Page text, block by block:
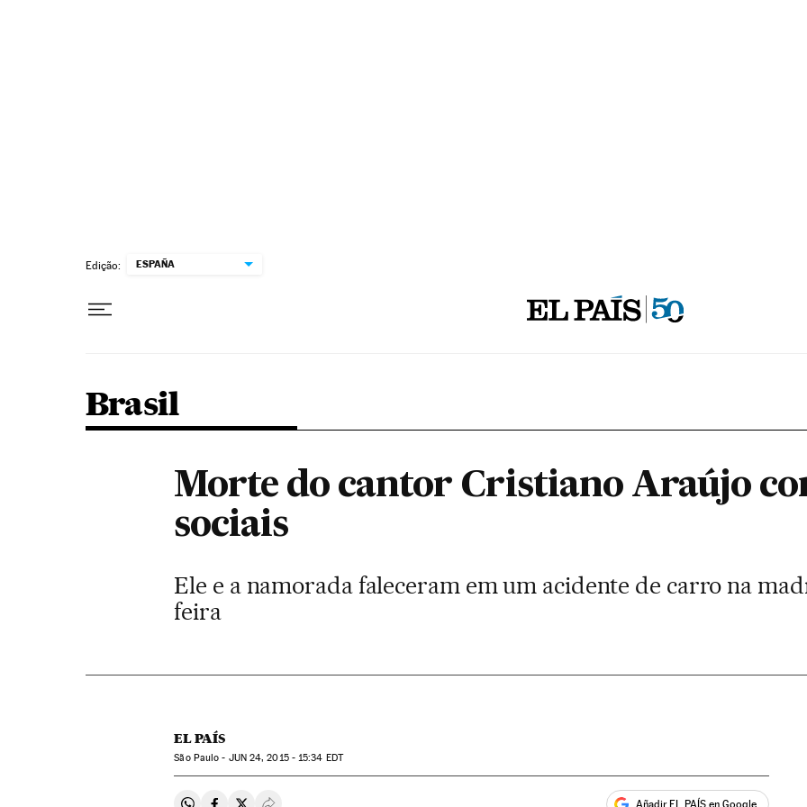
Edição: ESPAÑA
Brasil
Morte do cantor Cristiano Araújo
sociais
Ele e a namorada faleceram em um acidente de carro na
feira
EL PAÍS
São Paulo - JUN24, 2015 - 15:34 EDT
Añadir EL PAÍS en Google